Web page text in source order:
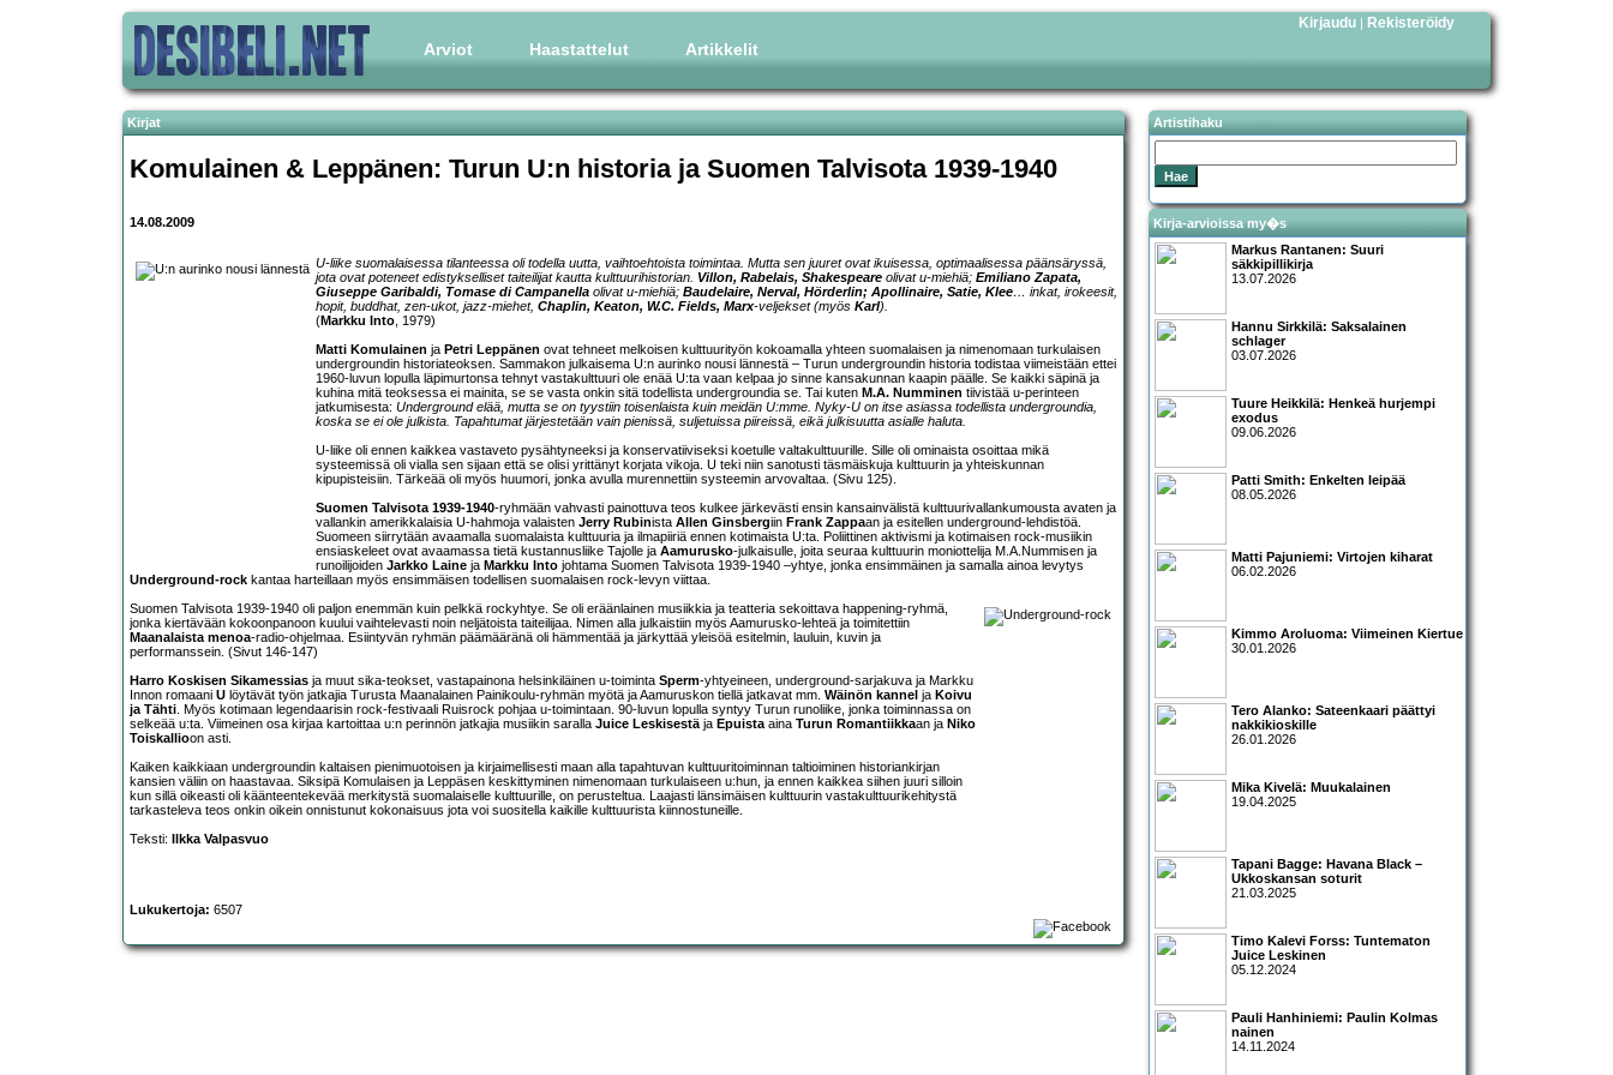
Arviot Haastattelut Artikkelit
Kirjaudu | Rekisteröidy
Kirjat
Komulainen & Leppänen: Turun U:n historia ja Suomen Talvisota 1939-1940
14.08.2009
U-liike suomalaisessa tilanteessa oli todella uutta, vaihtoehtoista toimintaa. Mutta sen juuret ovat ikuisessa, optimaalisessa päänsäryssä,
jota ovat poteneet edistykselliset taiteilijat kautta kulttuurihistorian. Villon, Rabelais, Shakespeare olivat u-miehiä; Emiliano Zapata,
Giuseppe Garibaldi, Tomase di Campanella olivat u-miehiä; Baudelaire, Nerval, Hörderlin; Apollinaire, Satie, Klee… inkat, irokeesit,
hopit, buddhat, zen-ukot, jazz-miehet, Chaplin, Keaton, W.C. Fields, Marx-veljekset (myös Karl).
(Markku Into, 1979)
Matti Komulainen ja Petri Leppänen ovat tehneet melkoisen kulttuurityön kokoamalla yhteen suomalaisen ja nimenomaan turkulaisen
undergroundin historiateoksen. Sammakon julkaisema U:n aurinko nousi lännestä – Turun undergroundin historia todistaa viimeistään ettei
1960-luvun lopulla läpimurtonsa tehnyt vastakulttuuri ole enää U:ta vaan kelpaa jo sinne kansakunnan kaapin päälle. Se kaikki säpinä ja
kuhina mitä teoksessa ei mainita, se se vasta onkin sitä todellista undergroundia se. Tai kuten M.A. Numminen tiivistää u-perinteen
jatkumisesta: Underground elää, mutta se on tyystiin toisenlaista kuin meidän U:mme. Nyky-U on itse asiassa todellista undergroundia,
koska se ei ole julkista. Tapahtumat järjestetään vain pienissä, suljetuissa piireissä, eikä julkisuutta asialle haluta.
U-liike oli ennen kaikkea vastaveto pysähtyneeksi ja konservatiiviseksi koetulle valtakulttuurille. Sille oli ominaista osoittaa mikä
systeemissä oli vialla sen sijaan että se olisi yrittänyt korjata vikoja. U teki niin sanotusti täsmäiskuja kulttuurin ja yhteiskunnan
kipupisteisiin. Tärkeää oli myös huumori, jonka avulla murennettiin systeemin arvovaltaa. (Sivu 125).
Suomen Talvisota 1939-1940-ryhmään vahvasti painottuva teos kulkee järkevästi ensin kansainvälistä kulttuurivallankumousta avaten ja
vallankin amerikkalaisia U-hahmoja valaisten Jerry Rubinista Allen Ginsbergiin Frank Zappaan ja esitellen underground-lehdistöä.
Suomeen siirrytään avaamalla suomalaista kulttuuria ja ilmapiiriä ennen kotimaista U:ta. Poliittinen aktivismi ja kotimaisen rock-musiikin
ensiaskeleet ovat avaamassa tietä kustannusliike Tajolle ja Aamurusko-julkaisulle, joita seuraa kulttuurin moniottelija M.A.Nummisen ja
runoilijoiden Jarkko Laine ja Markku Into johtama Suomen Talvisota 1939-1940 –yhtye, jonka ensimmäinen ja samalla ainoa levytys
Underground-rock kantaa harteillaan myös ensimmäisen todellisen suomalaisen rock-levyn viittaa.
Suomen Talvisota 1939-1940 oli paljon enemmän kuin pelkkä rockyhtye. Se oli eräänlainen musiikkia ja teatteria sekoittava happening-ryhmä,
jonka kiertävään kokoonpanoon kuului vaihtelevasti noin neljätoista taiteilijaa. Nimen alla julkaistiin myös Aamurusko-lehteä ja toimitettiin
Maanalaista menoa-radio-ohjelmaa. Esiintyvän ryhmän päämääränä oli hämmentää ja järkyttää yleisöä esitelmin, lauluin, kuvin ja
performanssein. (Sivut 146-147)
Harro Koskisen Sikamessias ja muut sika-teokset, vastapainona helsinkiläinen u-toiminta Sperm-yhtyeineen, underground-sarjakuva ja Markku
Innon romaani U löytävät työn jatkajia Turusta Maanalainen Painikoulu-ryhmän myötä ja Aamuruskon tiellä jatkavat mm. Wäinön kannel ja Koivu
ja Tähti. Myös kotimaan legendaarisin rock-festivaali Ruisrock pohjaa u-toimintaan. 90-luvun lopulla syntyy Turun runoliike, jonka toiminnassa on
selkeää u:ta. Viimeinen osa kirjaa kartoittaa u:n perinnön jatkajia musiikin saralla Juice Leskisestäja Epuistaaina Turun Romantiikkaan ja Niko
Toiskallioon asti.
Kaiken kaikkiaan undergroundin kaltaisen pienimuotoisen ja kirjaimellisesti maan alla tapahtuvan kulttuuritoiminnan taltioiminen historiankirjan
kansien väliin on haastavaa. Siksipä Komulaisen ja Leppäsen keskittyminen nimenomaan turkulaiseen u:hun, ja ennen kaikkea siihen juuri silloin
kun sillä oikeasti oli käänteentekevää merkitystä suomalaiselle kulttuurille, on perusteltua. Laajasti länsimäisen kulttuurin vastakulttuurikehitystä
tarkasteleva teos onkin oikein onnistunut kokonaisuus jota voi suositella kaikille kulttuurista kiinnostuneille.
Teksti:
Ilkka Valpasvuo
Lukukertoja: 6507
Artistihaku
Kirja-arvioissa my�s
Markus Rantanen: Suuri
säkkipillikirja
13.07.2026
Hannu Sirkkilä: Saksalainen
schlager
03.07.2026
Tuure Heikkilä: Henkeä hurjempi
exodus
09.06.2026
Patti Smith: Enkelten leipää
08.05.2026
Matti Pajuniemi: Virtojen kiharat
06.02.2026
Kimmo Aroluoma: Viimeinen Kiertue
30.01.2026
Tero Alanko: Sateenkaari päättyi
nakkikioskille
26.01.2026
Mika Kivelä: Muukalainen
19.04.2025
Tapani Bagge: Havana Black –
Ukkoskansan soturit
21.03.2025
Timo Kalevi Forss: Tuntematon
Juice Leskinen
05.12.2024
Pauli Hanhiniemi: Paulin Kolmas
nainen
14.11.2024